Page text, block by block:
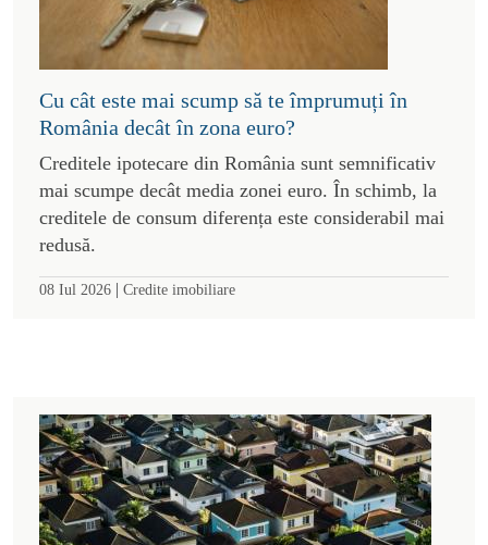
Cu cât este mai scump să te împrumuți în
România decât în zona euro?
Creditele ipotecare din România sunt semnificativ
mai scumpe decât media zonei euro. În schimb, la
creditele de consum diferența este considerabil mai
redusă.
08 Iul 2026 | Credite imobiliare